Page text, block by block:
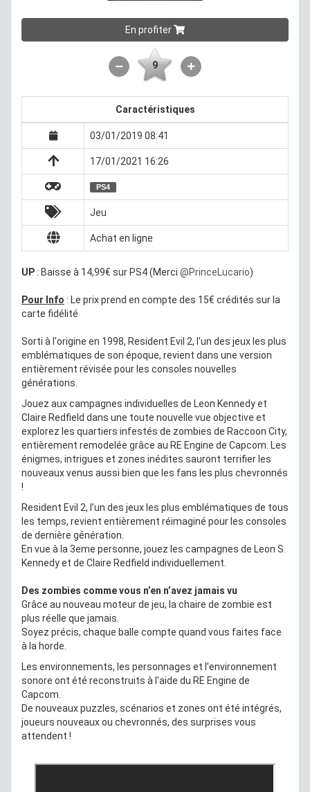
En profiter
9
Caractéristiques
03/01/2019 08:41
17/01/2021 16:26
PS4
Jeu
Achat en ligne
UP : Baisse à 14,99€ sur PS4 (Merci @PrinceLucario)
Pour Info : Le prix prend en compte des 15€ crédités sur la
carte fidélité
Sorti à l'origine en 1998, Resident Evil 2, l'un des jeux les plus
emblématiques de son époque, revient dans une version
entièrement révisée pour les consoles nouvelles
générations.
Jouez aux campagnes individuelles de Leon Kennedy et
Claire Redfield dans une toute nouvelle vue objective et
explorez les quartiers infestés de zombies de Raccoon City,
entièrement remodelée grâce au RE Engine de Capcom. Les
énigmes, intrigues et zones inédites sauront terrifier les
nouveaux venus aussi bien que les fans les plus chevronnés
!
Resident Evil 2, l’un des jeux les plus emblématiques de tous
les temps, revient entièrement réimaginé pour les consoles
de dernière génération.
En vue à la 3eme personne, jouez les campagnes de Leon S.
Kennedy et de Claire Redfield individuellement.
Des zombies comme vous n’en n’avez jamais vu
Grâce au nouveau moteur de jeu, la chaire de zombie est
plus réelle que jamais.
Soyez précis, chaque balle compte quand vous faites face
à la horde.
Les environnements, les personnages et l’environnement
sonore ont été reconstruits à l'aide du RE Engine de
Capcom.
De nouveaux puzzles, scénarios et zones ont été intégrés,
joueurs nouveaux ou chevronnés, des surprises vous
attendent !